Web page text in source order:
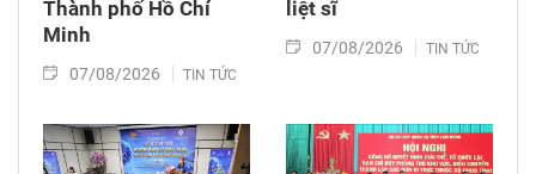
Thành phố Hồ Chí
Minh
07/08/2026 TIN TỨC
liệt sĩ
07/08/2026 TIN TỨC